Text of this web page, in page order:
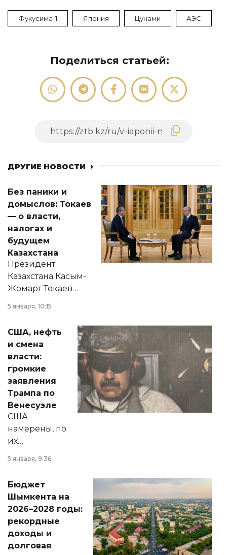
Фукусима-1 Япония Цунами АЭС
Поделиться статьей:
ДРУГИЕ НОВОСТИ
Без паники и
домыслов: Токаев
— о власти,
налогах и
будущем
Казахстана
Президент
Казахстана Касым-
Жомарт Токаев
сразу несколько
актуальных тем —
от слухов о
политических
реформах до
вопросов армии,
экономики и
личного здоровья.
5 января, 10:15
США, нефть
и смена
власти:
громкие
заявления
Трампа по
Венесуэле
США
намерены, по
их
принести
народу
Венесуэлы.
5 января, 9:36
Бюджет
Шымкента на
2026–2028 годы:
рекордные
доходы и
долговая